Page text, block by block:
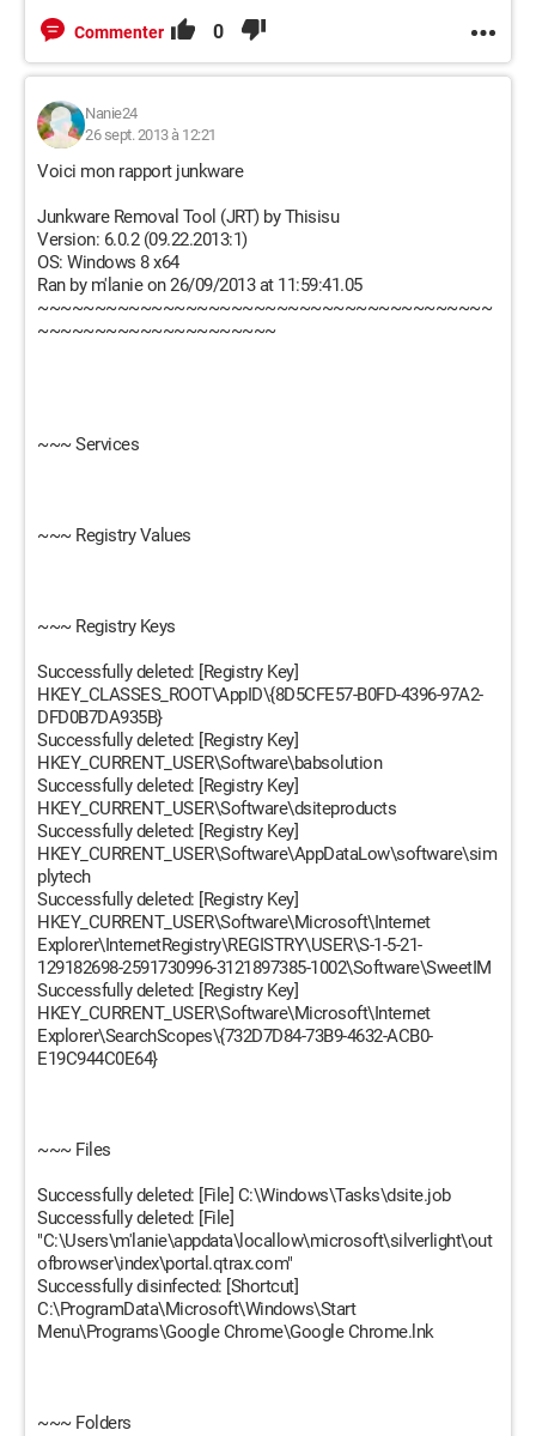
Commenter 0
Nanie24
26 sept. 2013 à 12:21
Voici mon rapport junkware
Junkware Removal Tool (JRT) by Thisisu
Version: 6.0.2 (09.22.2013:1)
OS: Windows 8 x64
Ran by m'lanie on 26/09/2013 at 11:59:41.05
~~~~~~~~~~~~~~~~~~~~~~~~~~~~~~~~~~~~~~~~
~~~~~~~~~~~~~~~~~~~~~
~~~ Services
~~~ Registry Values
~~~ Registry Keys
Successfully deleted: [Registry Key]
HKEY_CLASSES_ROOT\AppID\{8D5CFE57-B0FD-4396-97A2-
DFD0B7DA935B}
Successfully deleted: [Registry Key]
HKEY_CURRENT_USER\Software\babsolution
Successfully deleted: [Registry Key]
HKEY_CURRENT_USER\Software\dsiteproducts
Successfully deleted: [Registry Key]
HKEY_CURRENT_USER\Software\AppDataLow\software\sim
plytech
Successfully deleted: [Registry Key]
HKEY_CURRENT_USER\Software\Microsoft\Internet
Explorer\InternetRegistry\REGISTRY\USER\S-1-5-21-
129182698-2591730996-3121897385-1002\Software\SweetIM
Successfully deleted: [Registry Key]
HKEY_CURRENT_USER\Software\Microsoft\Internet
Explorer\SearchScopes\{732D7D84-73B9-4632-ACB0-
E19C944C0E64}
~~~ Files
Successfully deleted: [File] C:\Windows\Tasks\dsite.job
Successfully deleted: [File]
"C:\Users\m'lanie\appdata\locallow\microsoft\silverlight\out
ofbrowser\index\portal.qtrax.com"
Successfully disinfected: [Shortcut]
C:\ProgramData\Microsoft\Windows\Start
Menu\Programs\Google Chrome\Google Chrome.lnk
~~~ Folders